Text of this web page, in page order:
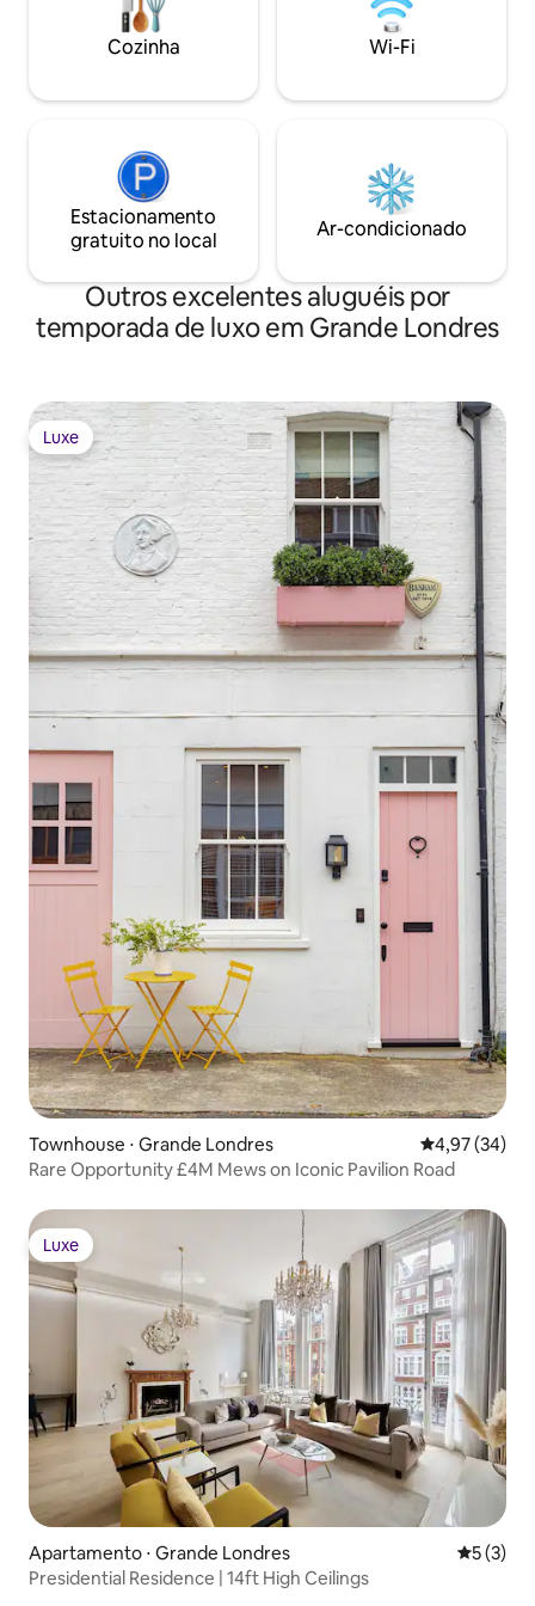
Air conditioned, sound system, Sky TV.
fast internet.
in one of
neighbourhoods
Cozinha Wi-Fi
Estacionamento
gratuito no local
Ar-condicionado
Outros excelentes aluguéis por
temporada de luxo em Grande Londres
Luxe
Luxe
Townhouse ⋅ Grande Londres 4,97 de uma
4,97 (34)
Rare Opportunity £4M Mews on Iconic Pavilion Road
Luxe
Luxe
Apartamento ⋅ Grande Londres 5 de
5 (3)
Presidential Residence | 14ft High Ceilings